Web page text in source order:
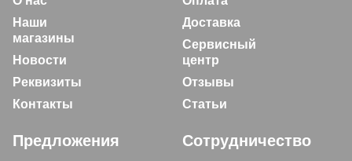
Наши
магазины
Новости
Реквизиты
Контакты
Доставка
Сервисный
центр
Отзывы
Статьи
Предложения Сотрудничество